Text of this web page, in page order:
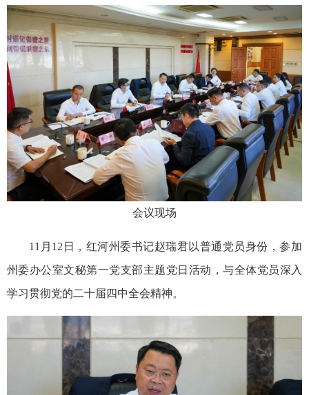
会议现场
11月12日，红河州委书记赵瑞君以普通党员身份，参加
州委办公室文秘第一党支部主题党日活动，与全体党员深入
学习贯彻党的二十届四中全会精神。